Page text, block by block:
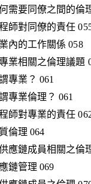
需要同僚之間的倫
師對同僚的責任
內的工作關係 058
相關之倫理議題
專業？ 061
業倫理？ 061
師對專業的責任
倫理 064
鏈成員相關之倫
鏈管理 069